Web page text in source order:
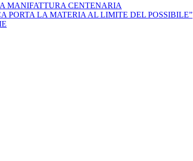
MANIFATTURA CENTENARIA
LA MATERIA AL LIMITE DEL POSSIBILE”